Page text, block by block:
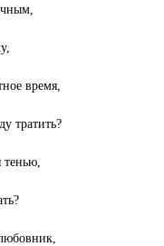
время,
тратить?
тенью,